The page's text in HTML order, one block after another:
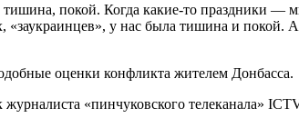
покой. Когда какие-то праздники —
«заукраинцев», у нас была тишина и покой.
оценки конфликта жителем Донбасса.
«пинчуковского телеканала»